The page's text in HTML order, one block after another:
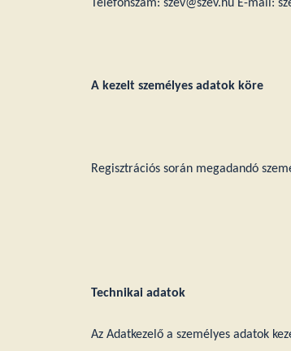
Telefonszám: szev@szev.hu E-mail:
A kezelt személyes adatok köre
Regisztrációs során megadandó
Technikai adatok
Az Adatkezelő a személyes adatok